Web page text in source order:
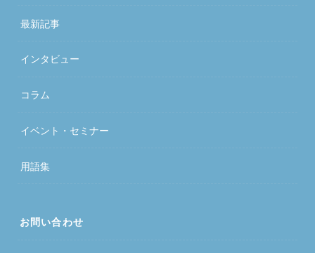
最新記事
インタビュー
コラム
イベント・セミナー
用語集
お問い合わせ